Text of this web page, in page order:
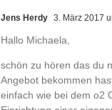
Jens Herdy 3. März 2017
Hallo Michaela,
schön zu hören das du
Angebot bekommen
einfach wie bei dem o2